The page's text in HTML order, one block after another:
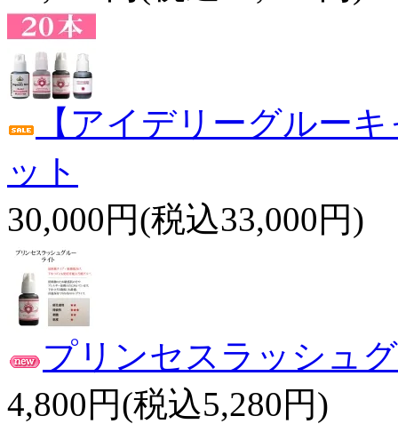
【アイデリーグルー
ット
30,000円(税込33,000円)
プリンセスラッシュ
4,800円(税込5,280円)